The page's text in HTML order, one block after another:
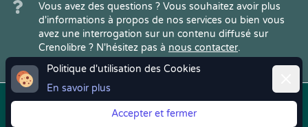
Politique d'utilisation des Cookies
En savoir plus
Accepter et fermer
Vous avez des questions ? Vous souhaitez avoir plus
d'informations à propos de nos services ou bien vous
avez une interrogation sur un contenu diffusé sur
Crenolibre ? N'hésitez pas à nous contacter.
Copyright © 2022Crenolibre, tous
Mentions
Légales
| CGV | RGPD